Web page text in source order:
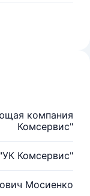
компания
Комсервис"
Комсервис"
Мосиенко